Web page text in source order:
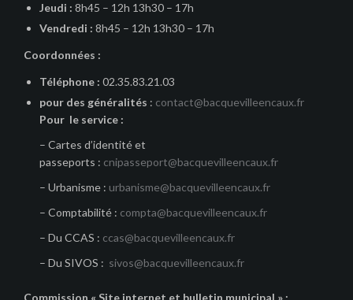
Jeudi : 8h45 – 12h 13h30 – 17h
Vendredi : 8h45 – 12h 13h30 – 17h
Coordonnées :
Téléphone : 02.35.83.21.03
pour des généralités : contact@bacquevilleencaux.fr
Pour le service :
– Cartes d’identité et
passeports : cnipasseport@bacquevilleencaux.fr
– Urbanisme : urbanisme@bacquevilleencaux.fr
– Comptabilité : compta@bacquevilleencaux.fr
– Du CCAS : ccas@bacquevilleencaux.fr
– Du SIVOS : sivos@bacquevilleencaux.fr
Commission « Site internet et bulletin municipal » :